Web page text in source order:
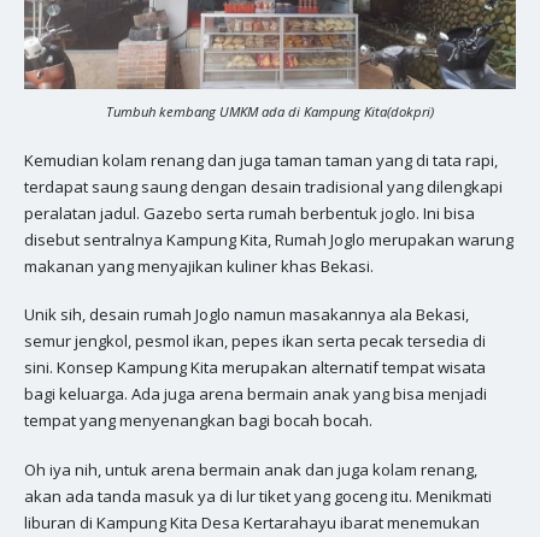
Tumbuh kembang UMKM ada di Kampung Kita(dokpri)
Kemudian kolam renang dan juga taman taman yang di tata rapi,
terdapat saung saung dengan desain tradisional yang dilengkapi
peralatan jadul. Gazebo serta rumah berbentuk joglo. Ini bisa
disebut sentralnya Kampung Kita, Rumah Joglo merupakan warung
makanan yang menyajikan kuliner khas Bekasi.
Unik sih, desain rumah Joglo namun masakannya ala Bekasi,
semur jengkol, pesmol ikan, pepes ikan serta pecak tersedia di
sini. Konsep Kampung Kita merupakan alternatif tempat wisata
bagi keluarga. Ada juga arena bermain anak yang bisa menjadi
tempat yang menyenangkan bagi bocah bocah.
Oh iya nih, untuk arena bermain anak dan juga kolam renang,
akan ada tanda masuk ya di lur tiket yang goceng itu. Menikmati
liburan di Kampung Kita Desa Kertarahayu ibarat menemukan